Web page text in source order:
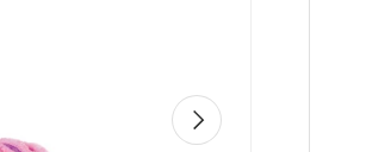
Nächste